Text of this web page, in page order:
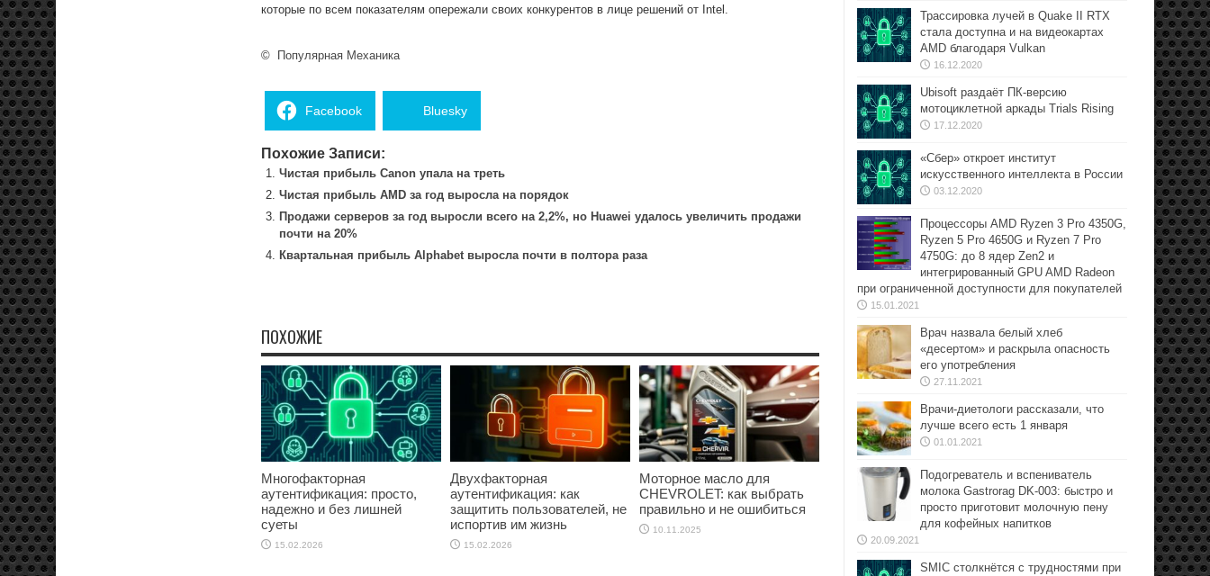
которые по всем показателям опережали своих конкурентов в лице решений от Intel.
© Популярная Механика
Facebook Bluesky
Похожие Записи:
Чистая прибыль Canon упала на треть
Чистая прибыль AMD за год выросла на порядок
Продажи серверов за год выросли всего на 2,2%, но Huawei удалось увеличить продажи
почти на 20%
Квартальная прибыль Alphabet выросла почти в полтора раза
ПОХОЖИЕ
Многофакторная
аутентификация: просто,
надежно и без лишней
суеты
15.02.2026
Двухфакторная
аутентификация: как
защитить пользователей, не
испортив им жизнь
15.02.2026
Моторное масло для
CHEVROLET: как выбрать
правильно и не ошибиться
10.11.2025
Трассировка лучей в Quake II RTX
стала доступна и на видеокартах
AMD благодаря Vulkan
16.12.2020
Ubisoft раздаёт ПК-версию
мотоциклетной аркады Trials Rising
17.12.2020
«Сбер» откроет институт
искусственного интеллекта в России
03.12.2020
Процессоры AMD Ryzen 3 Pro 4350G,
Ryzen 5 Pro 4650G и Ryzen 7 Pro
4750G: до 8 ядер Zen2 и
интегрированный GPU AMD Radeon
при ограниченной доступности для покупателей
15.01.2021
Врач назвала белый хлеб
«десертом» и раскрыла опасность
его употребления
27.11.2021
Врачи-диетологи рассказали, что
лучше всего есть 1 января
01.01.2021
Подогреватель и вспениватель
молока Gastrorag DK-003: быстро и
просто приготовит молочную пену
для кофейных напитков
20.09.2021
SMIC столкнётся с трудностями при